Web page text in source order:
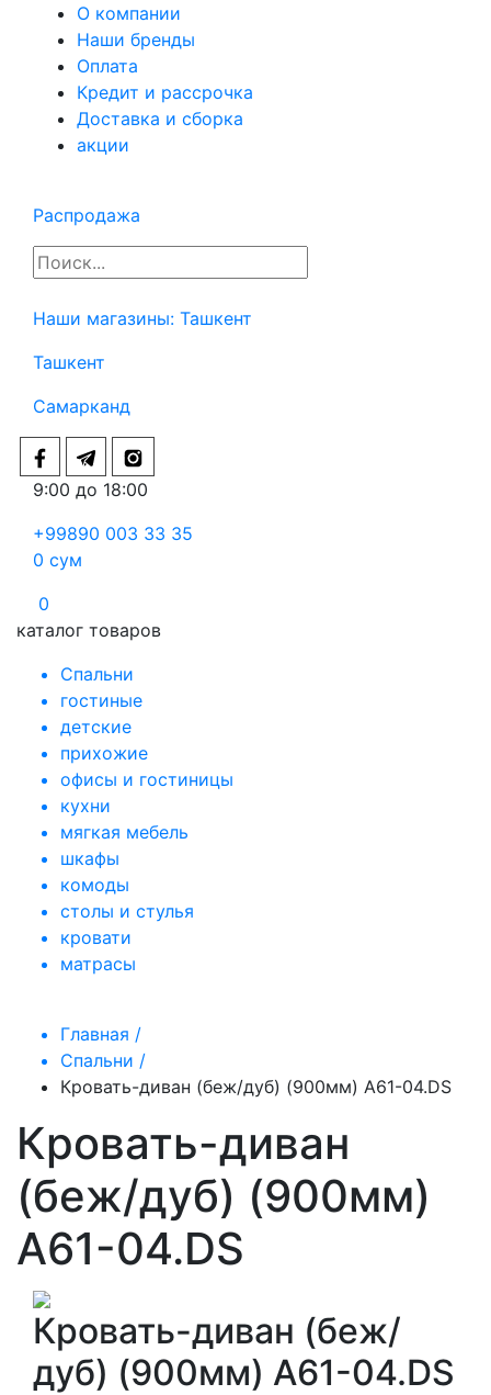
О компании
Наши бренды
Оплата
Кредит и рассрочка
Доставка и сборка
акции
Распродажа
Наши магазины: Ташкент
Ташкент
Самарканд
9:00 до 18:00
+99890 003 33 35
0 сум
0
каталог товаров
Спальни
гостиные
детские
прихожие
офисы и гостиницы
кухни
мягкая мебель
шкафы
комоды
столы и стулья
кровати
матрасы
Главная /
Спальни /
Кровать-диван (беж/дуб) (900мм) A61-04.DS
Кровать-диван
(беж/дуб) (900мм)
A61-04.DS
Кровать-диван (беж/
дуб) (900мм) A61-04.DS